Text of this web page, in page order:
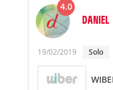
4.0
DANIEL
19/02/2019 Solo